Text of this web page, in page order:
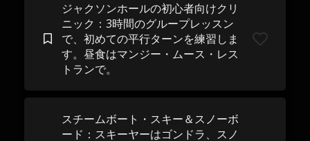
ジャクソンホールの初心者向けクリ
ニック：3時間のグループレッスン
で、初めての平行ターンを練習しま
す。昼食はマンジー・ムース・レス
トランで。
スチームボート・スキー＆スノーボ
ード：スキーヤーはゴンドラ、スノ